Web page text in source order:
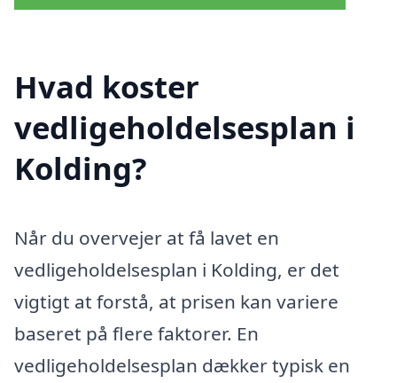
Hvad koster
vedligeholdelsesplan i
Kolding?
Når du overvejer at få lavet en
vedligeholdelsesplan i Kolding, er det
vigtigt at forstå, at prisen kan variere
baseret på flere faktorer. En
vedligeholdelsesplan dækker typisk en